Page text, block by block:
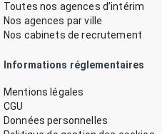
Toutes nos agences d’intérim
Nos agences par ville
Nos cabinets de recrutement
Informations réglementaires
Mentions légales
CGU
Données personnelles